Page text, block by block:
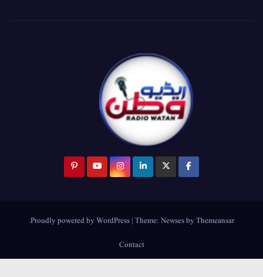
Proudly powered by WordPress |Theme:NewsesbyThemeansar
.
Contact